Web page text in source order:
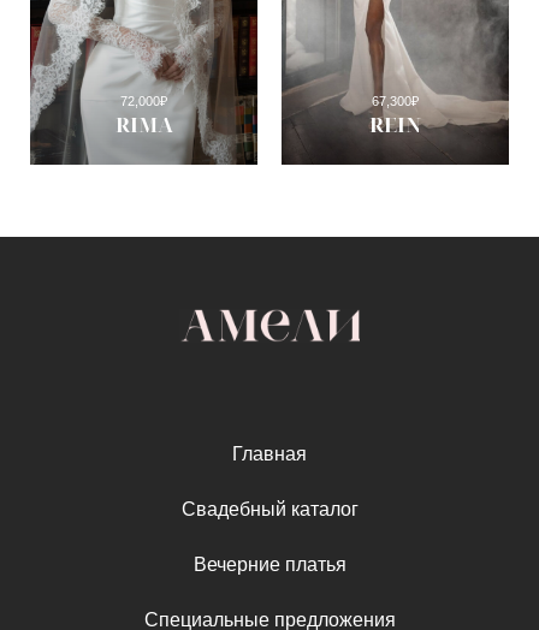
RIMA
72,000₽
REIN
67,300₽
Главная
Свадебный каталог
Вечерние платья
Специальные предложения